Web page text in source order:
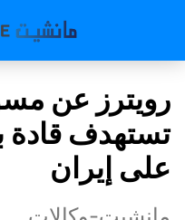
رويترز عن
تستهدف قادة
على إيران